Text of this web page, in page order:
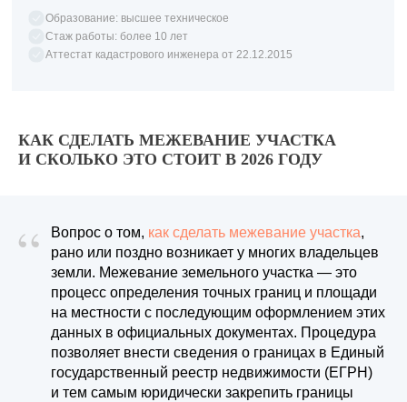
Образование: высшее техническое
Стаж работы: более 10 лет
Аттестат кадастрового инженера от 22.12.2015
КАК СДЕЛАТЬ МЕЖЕВАНИЕ УЧАСТКА
И СКОЛЬКО ЭТО СТОИТ В 2026 ГОДУ
“ Вопрос о том, как сделать межевание участка,
рано или поздно возникает у многих владельцев
земли. Межевание земельного участка — это
процесс определения точных границ и площади
на местности с последующим оформлением этих
данных в официальных документах. Процедура
позволяет внести сведения о границах в Единый
государственный реестр недвижимости (ЕГРН)
и тем самым юридически закрепить границы